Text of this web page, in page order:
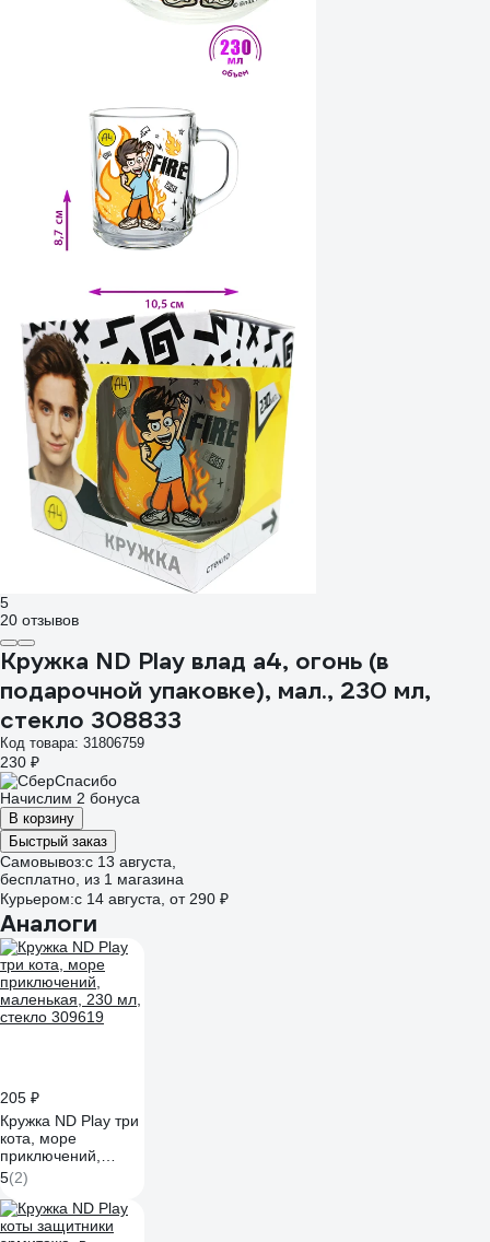
5
20 отзывов
Кружка ND Play влад а4, огонь (в
подарочной упаковке), мал., 230 мл,
стекло 308833
Код товара: 31806759
230 ₽
Начислим 2 бонуса
В корзину
Быстрый заказ
Самовывоз:c 13 августа,
бесплатно , из 1 магазина
Курьером:c 14 августа, от 290 ₽
Аналоги
205 ₽
Кружка ND Play три
кота, море
приключений,
маленькая, 230 мл,
стекло 309619
5(2)